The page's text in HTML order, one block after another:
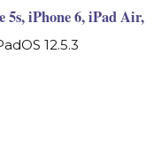
iPhone 6, iPad Air,
12.5.3